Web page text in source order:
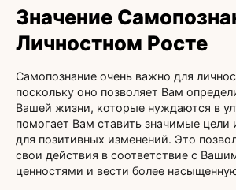
Значение
Личностном Росте
Самопознание очень важно для
поскольку оно позволяет Вам
Вашей жизни, которые нуждаются в
помогает Вам ставить значимые цели
для позитивных изменений. Это
свои действия в соответствие с
ценностями и вести более